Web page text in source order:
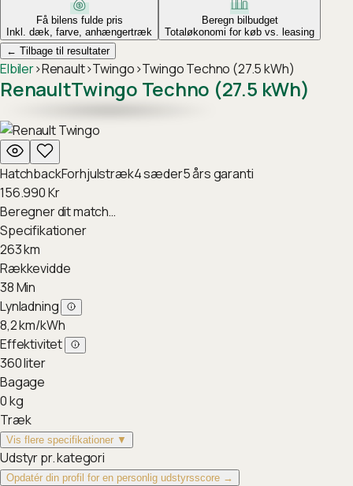
Få bilens fulde pris
Inkl. dæk, farve, anhængertræk
Beregn bilbudget
Totaløkonomi for køb vs. leasing
← Tilbage til resultater
Elbiler›Renault›Twingo›Twingo Techno (27.5 kWh)
RenaultTwingo Techno (27.5 kWh)
HatchbackForhjulstræk4sæder5års garanti
156.990Kr
Beregner dit match…
Specifikationer
263km
Rækkevidde
38Min
Lynladning
8,2km/kWh
Effektivitet
360liter
Bagage
0kg
Træk
Vis flere specifikationer ▼
Udstyr pr. kategori
Opdatér din profil for en personlig udstyrsscore →